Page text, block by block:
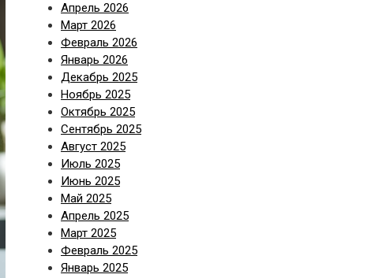
Апрель 2026
Март 2026
Февраль 2026
Январь 2026
Декабрь 2025
Ноябрь 2025
Октябрь 2025
Сентябрь 2025
Август 2025
Июль 2025
Июнь 2025
Май 2025
Апрель 2025
Март 2025
Февраль 2025
Январь 2025